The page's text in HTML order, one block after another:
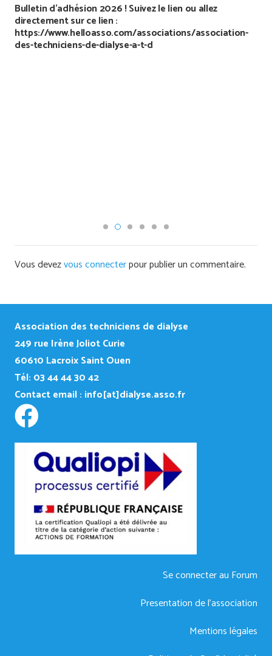
Bulletin d’adhésion 2026 ! Suivez le lien ou allez
directement sur ce lien :
https://www.helloasso.com/associations/association-
des-techniciens-de-dialyse-a-t-d
Vous devezvous connecterpour publier un commentaire.
Association des techniciens de dialyse
249 rue Irène Joliot Curie
60610 Lacroix Saint Ouen
Tél: 03 44 44 30 42
Contact email : info[at]dialyse.asso.fr
Se connecter au Forum
Presentation de l’association
Mentions légales